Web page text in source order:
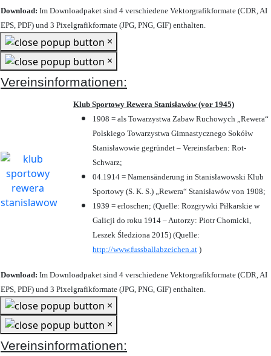
Download: Im Downloadpaket sind 4 verschiedene Vektorgrafikformate (CDR, AI
EPS, PDF) und 3 Pixelgrafikformate (JPG, PNG, GIF) enthalten.
×
×
Vereinsinformationen:
Klub Sportowy Rewera Stanisławów (vor 1945)
1908 = als Towarzystwa Zabaw Ruchowych „Rewera“
Polskiego Towarzystwa Gimnastycznego Sokółw
Stanisławowie gegründet – Vereinsfarben: Rot-
Schwarz;
04.1914 = Namensänderung in Stanisławowski Klub
Sportowy (S. K. S.) „Rewera“ Stanisławów von 1908;
1939 = erloschen; (Quelle: Rozgrywki Piłkarskie w
Galicji do roku 1914 – Autorzy: Piotr Chomicki,
Leszek Śledziona 2015) (Quelle:
http://www.fussballabzeichen.at )
Download: Im Downloadpaket sind 4 verschiedene Vektorgrafikformate (CDR, AI
EPS, PDF) und 3 Pixelgrafikformate (JPG, PNG, GIF) enthalten.
×
×
Vereinsinformationen: